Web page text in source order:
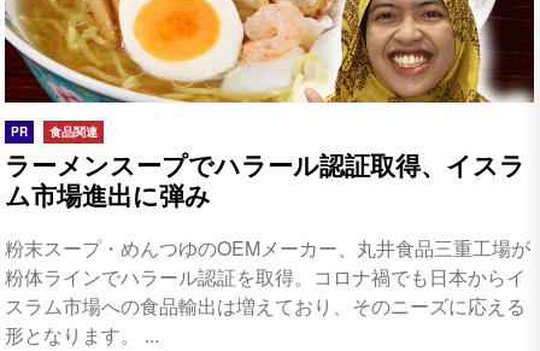
PR 食品関連
ラーメンスープでハラール認証取得、イスラ
ム市場進出に弾み
粉末スープ・めんつゆのOEMメーカー、丸井食品三重工場が
粉体ラインでハラール認証を取得。コロナ禍でも日本からイ
スラム市場への食品輸出は増えており、そのニーズに応える
形となります。 ...